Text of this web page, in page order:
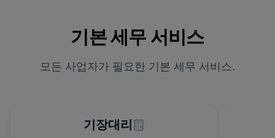
기본 세무 서비스
모든 사업자가 필요한 기본 세무 서비스.
기장대리